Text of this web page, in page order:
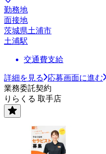
勤務地
面接地
茨城県土浦市
土浦駅
交通費支給
詳細を見る
応募画面に進む
業務委託契約
りらくる 取手店